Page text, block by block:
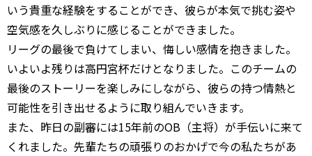
いう貴重な経験をすることができ、彼らが本気で挑む姿や
空気感を久しぶりに感じることができました。
リーグの最後で負けてしまい、悔しい感情を抱きました。
いよいよ残りは高円宮杯だけとなりました。このチームの
最後のストーリーを楽しみにしながら、彼らの持つ情熱と
可能性を引き出せるように取り組んでいきます。
また、昨日の副審には15年前のOB（主将）が手伝いに来て
くれました。先輩たちの頑張りのおかげで今の私たちがあ